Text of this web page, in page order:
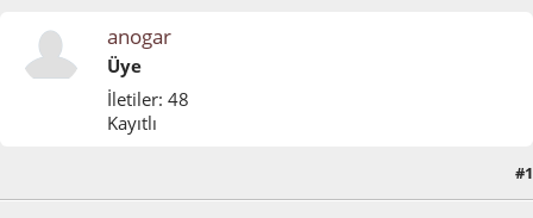
anogar
Üye
İletiler: 48
Kayıtlı
#1